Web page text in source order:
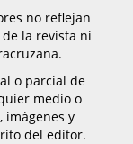
no reflejan
la revista ni
o parcial de
medio o
imágenes y
del editor.